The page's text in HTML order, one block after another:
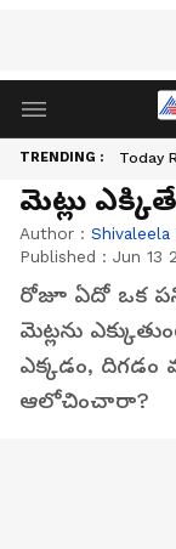
TRENDING : Today
మెట్లు
Author : Shivaleela
Published : Jun 13
రోజూ ఏదో ఒక
మెట్లను
ఎక్కడం, దిగడం
ఆలోచించారా?